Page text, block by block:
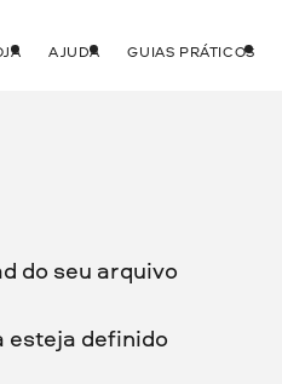
AJUDA GUIAS PRÁTICOS
do seu arquivo
esteja definido